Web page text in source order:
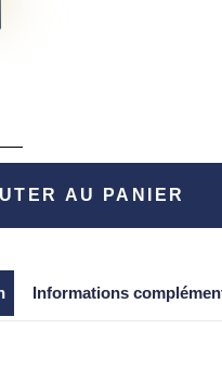
AU PANIER
Informations